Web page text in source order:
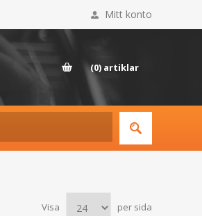
Mitt konto
(0) artiklar
Visa per sida